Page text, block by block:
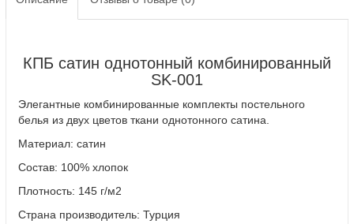
КПБ сатин однотонный комбинированный
SK-001
Элегантные комбинированные комплекты постельного
белья из двух цветов ткани однотонного сатина.
Материал: сатин
Состав: 100% хлопок
Плотность: 145 г/м2
Страна производитель: Турция